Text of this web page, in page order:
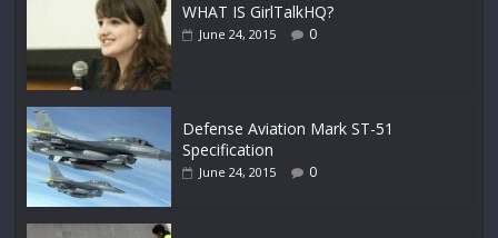
WHAT IS GirlTalkHQ?
June 24, 2015 0
Defense Aviation Mark ST-51
Specification
June 24, 2015 0